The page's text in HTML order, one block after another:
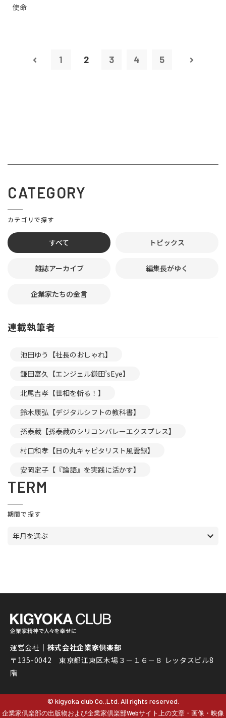
使命
1 2 3 4 5
CATEGORY
カテゴリで探す
すべて トピックス
雑誌アーカイブ 編集長がゆく
企業家たちの金言
連載執筆者
池田ゆう【社長のおしゃれ】
鎌田富久【エンジェル鎌田’sEye】
北尾吉孝【世相を斬る！】
鈴木康弘【デジタルシフトの教科書】
孫泰蔵【孫泰蔵のシリコンバレーエクスプレス】
村口和孝【日の丸キャピタリスト風雲録】
安岡定子【『論語』を実践に活かす】
TERM
期間で探す
年月を選ぶ
運営会社｜ 株式会社企業家倶楽部
〒135-0042 東京都江東区木場３－１６－８ レッタスビル8
階
© kigyoka club Co.,Ltd. All rights reserved.
企業家倶楽部の出版物および企業家倶楽部Webサイト上の文章・画像・映像